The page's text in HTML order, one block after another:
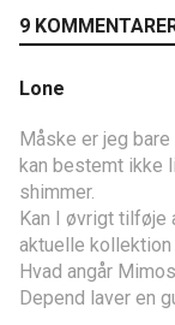
9
Lone
Måske er jeg
kan bestemt ikke
shimmer.
Kan I øvrigt tilføje
aktuelle kollektion
Hvad angår
Depend laver en